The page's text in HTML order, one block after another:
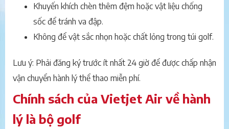
Khuyến khích chèn thêm đệm hoặc vật liệu chống
sốc để tránh va đập.
Không để vật sắc nhọn hoặc chất lỏng trong túi golf.
Lưu ý: Phải đăng ký trước ít nhất 24 giờ để được chấp nhận
vận chuyển hành lý thể thao miễn phí.
Chính sách của Vietjet Air về hành
lý là bộ golf